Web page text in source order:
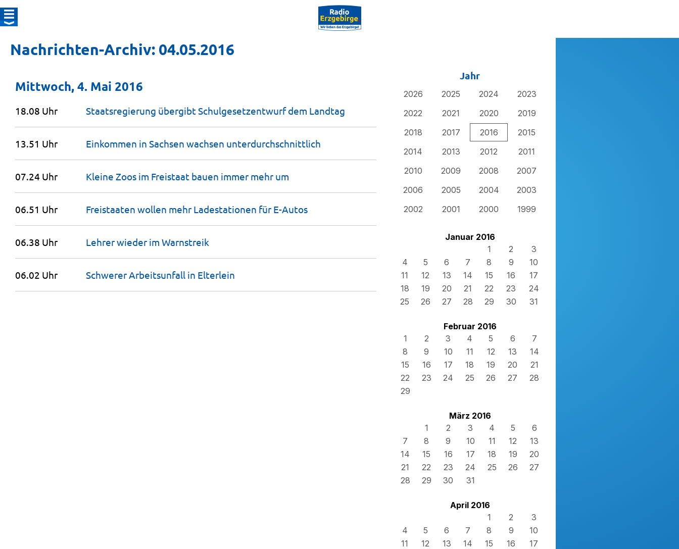
Nachrichten-Archiv: 04.05.2016
Jahr
2026 2025 2024
2023
2022
2021 2020
2019
2018
2017 2016
2015
2014
2013 2012
2011
2010
2009 2008
2007
2006
2005 2004
2003
2002
2001 2000 1999
Januar 2016
1
2
3
4
5 6 7 8 9
10
11
12 13 14 15 16
17
18
19 20 21 22 23
24
25
26 27 28 29 30 31
Februar 2016
1
2 3 4 5 6
7
8
9 10 11 12 13
14
15
16 17 18 19 20
21
22
23 24 25 26 27
28
29
März 2016
1
2 3 4 5
6
7
8 9 10 11 12
13
14
15 16 17 18 19
20
21
22 23 24 25 26
27
28
29 30 31
April 2016
1
2
3
4
5 6 7 8 9
10
11
12 13 14 15 16
17
Mittwoch, 4. Mai 2016
18.08 Uhr Staatsregierung übergibt Schulgesetzentwurf dem Landtag
13.51 Uhr Einkommen in Sachsen wachsen unterdurch­schnittlich
07.24 Uhr Kleine Zoos im Freistaat bauen immer mehr um
06.51 Uhr Freistaaten wollen mehr Ladestationen für E-Autos
06.38 Uhr Lehrer wieder im Warnstreik
06.02 Uhr Schwerer Arbeitsunfall in Elterlein